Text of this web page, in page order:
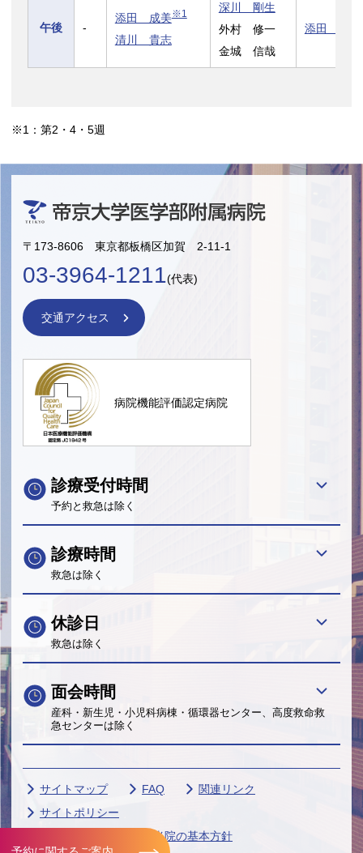
午後 -
添田 成美※1
清川 貴志
深川 剛生
外村 修一
金城 信哉
添田 成美
※1：第2・4・5週
〒173-8606 東京都板橋区加賀 2-11-1
03-3964-1211(代表)
交通アクセス
病院機能評価認定病院
診療受付時間
予約と救急は除く
診療時間
救急は除く
休診日
救急は除く
面会時間
産科・新生児・小児科病棟・循環器センター、高度救命救
急センターは除く
サイトマップ FAQ
関連リンク
サイトポリシー
個人情報保護に関する当院の基本方針